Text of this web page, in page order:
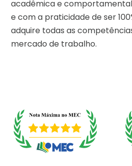
acadêmica e
e com a praticidade de ser
adquire todas as
mercado de trabalho.